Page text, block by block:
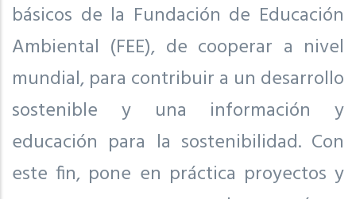
básicos de la Fundación de Educación
Ambiental (FEE), de cooperar a nivel
mundial, para contribuir a un desarrollo
sostenible y una información y
educación para la sostenibilidad. Con
este fin, pone en práctica proyectos y